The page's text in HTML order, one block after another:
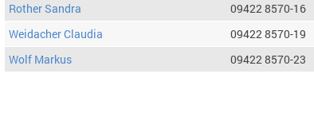
Rother Sandra
09422 8570-16
Weidacher Claudia
09422 8570-19
Wolf Markus
09422 8570-23